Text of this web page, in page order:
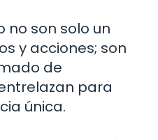
no son solo un
y acciones; son
de
para
única.